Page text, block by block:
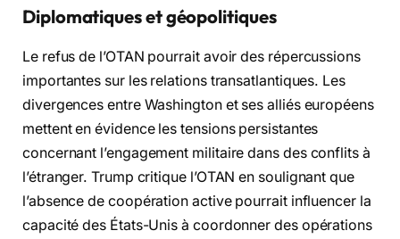
Diplomatiques et géopolitiques
Le refus de l’OTAN pourrait avoir des répercussions
importantes sur les relations transatlantiques. Les
divergences entre Washington et ses alliés européens
mettent en évidence les tensions persistantes
concernant l’engagement militaire dans des conflits à
l’étranger. Trump critique l’OTAN en soulignant que
l’absence de coopération active pourrait influencer la
capacité des États-Unis à coordonner des opérations